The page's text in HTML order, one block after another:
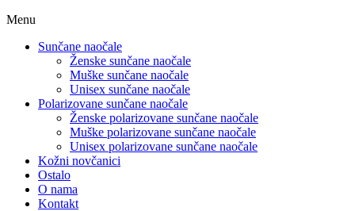
Menu
Sunčane naočale
Ženske sunčane naočale
Muške sunčane naočale
Unisex sunčane naočale
Polarizovane sunčane naočale
Ženske polarizovane sunčane naočale
Muške polarizovane sunčane naočale
Unisex polarizovane sunčane naočale
Kožni novčanici
Ostalo
O nama
Kontakt